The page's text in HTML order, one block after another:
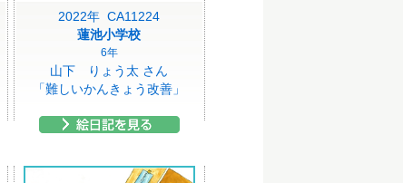
2022年 CA11224
蓮池小学校
6年
山下 りょう太 さん
「難しいかんきょう改善」